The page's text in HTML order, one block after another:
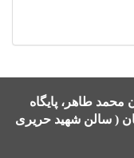
محمد طاهر، پایگاه
( سالن شهید حریری